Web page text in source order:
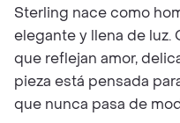
Sterling nace como
elegante y llena de luz.
que reflejan amor,
pieza está pensada
que nunca pasa de